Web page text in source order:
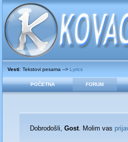
Vesti: Tekstovi pesama --> Lyrics
POČETNA FORUM
Dobrodošli, Gost. Molim vas